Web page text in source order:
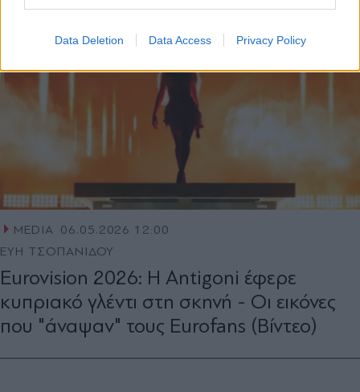
Data Deletion Data Access Privacy Policy
MEDIA 06.05.2026 12:00
ΕΥΗ ΤΣΟΠΑΝΙΔΟΥ
Eurovision 2026: Η Antigoni έφερε
κυπριακό γλέντι στη σκηνή - Οι εικόνες
που "άναψαν" τους Eurofans (Βίντεο)